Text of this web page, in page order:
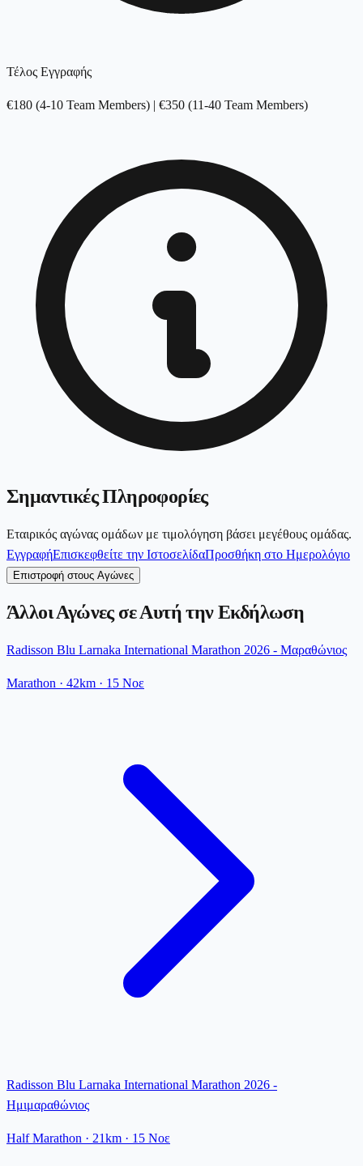
Τέλος Εγγραφής
€180 (4-10 Team Members) | €350 (11-40 Team Members)
Σημαντικές Πληροφορίες
Εταιρικός αγώνας ομάδων με τιμολόγηση βάσει μεγέθους ομάδας.
ΕγγραφήΕπισκεφθείτε την ΙστοσελίδαΠροσθήκη στο Ημερολόγιο
Επιστροφή στους Αγώνες
Άλλοι Αγώνες σε Αυτή την Εκδήλωση
Radisson Blu Larnaka International Marathon 2026 - Μαραθώνιος
Marathon · 42km · 15 Νοε
Radisson Blu Larnaka International Marathon 2026 -
Ημιμαραθώνιος
Half Marathon · 21km · 15 Νοε